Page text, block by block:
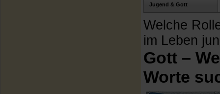
Jugend & Gott
Welche
im Leben
Gott –
Worte